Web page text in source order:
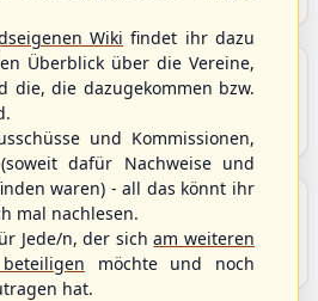
Berichte und Nachrichten aus
und der Welt.
Livestreams
angebotenen Livestreams für
und Baseball5.
Wiki findet ihr dazu
Überblick über die Vereine,
die, die dazugekommen bzw.
und Kommissionen,
dafür Nachweise und
waren) - all das könnt ihr
mal nachlesen.
Jede/n, der sicham weiteren
möchte und noch
hat.